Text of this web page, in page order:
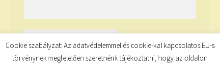
Cookie szabályzat: Az adatvédelemmel és cookie-kal kapcsolatos EU-s
törvénynek megfelelően szeretnénk tájékoztatni, hogy az oldalon